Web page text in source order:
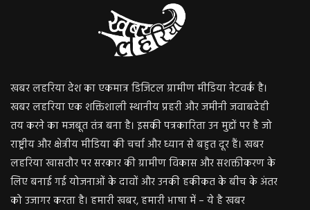
खबर लहरिया देश का एकमात्र डिजिटल ग्रामीण मीडिया नेटवर्क है।
खबर लहरिया एक शक्तिशाली स्थानीय प्रहरी और जमीनी जवाबदेही
तय करने का मजबूत तंत्र बना है। इसकी पत्रकारिता उन मुद्दों पर है जो
राष्ट्रीय और क्षेत्रीय मीडिया की चर्चा और ध्यान से बहुत दूर हैं। खबर
लहरिया खासतौर पर सरकार की ग्रामीण विकास और सशक्तीकरण के
लिए बनाई गई योजनाओं के दावों और उनकी हकीकत के बीच के अंतर
को उजागर करता है। हमारी खबर, हमारी भाषा में – ये है खबर